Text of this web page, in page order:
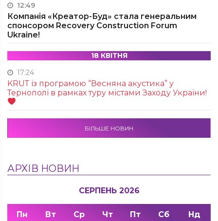
12:49
Компанія «Креатор-Буд» стала генеральним
спонсором Recovery Construction Forum
Ukraine!
18 КВІТНЯ
17:24
KRUТ із програмою “Весняна акустика” у
Тернополі в рамках туру містами Заходу України!
БІЛЬШЕ НОВИН
АРХІВ НОВИН
СЕРПЕНЬ 2026
Пн Вт Ср Чт Пт Сб Нд